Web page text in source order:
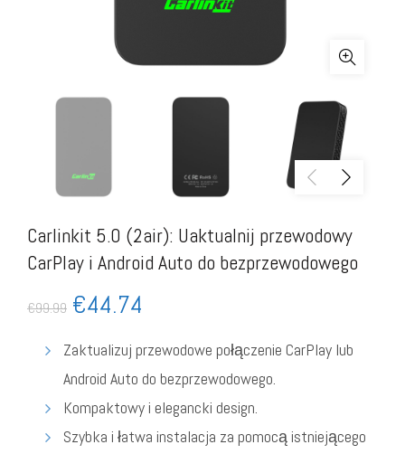
Carlinkit 5.0 (2air): Uaktualnij przewodowy
CarPlay i Android Auto do bezprzewodowego
€99.99 €44.74
Zaktualizuj przewodowe połączenie CarPlay lub
Android Auto do bezprzewodowego.
Kompaktowy i elegancki design.
Szybka i łatwa instalacja za pomocą istniejącego